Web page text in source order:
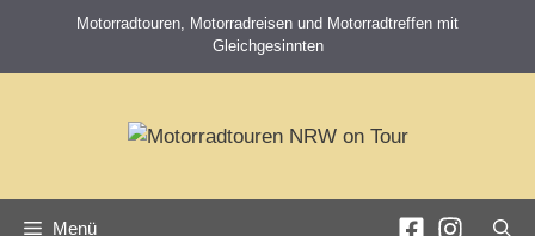
springen
Motorradtouren, Motorradreisen und Motorradtreffen mit
Gleichgesinnten
Menü